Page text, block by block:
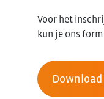
Voor het
kun je ons